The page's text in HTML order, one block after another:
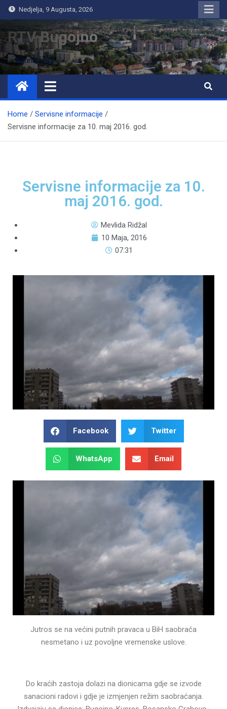
Nedjelja, 9 Augusta, 2026
RTV Bugojno
Home
Servisne informacije
Servisne informacije za 10. maj 2016. god.
Servisne informacije za 10.
maj 2016. god.
Mevlida Ridžal
10 Maja, 2016
07:31
Facebook Twitter
WhatsApp Email
Jutros se na većini putnih pravaca u BiH saobraća
nesmetano i uz povoljne vremenske uslove.
Do kraćih zastoja dolazi na dionicama gdje se izvode
sanacioni radovi i gdje je izmjenjen režim saobraćanja.